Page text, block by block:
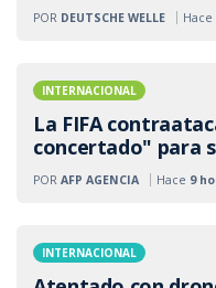
Hace
POR DEUTSCHE WELLE
INTERNACIONAL
La FIFA
concertado" para
Hace 9
POR AFP AGENCIA
INTERNACIONAL